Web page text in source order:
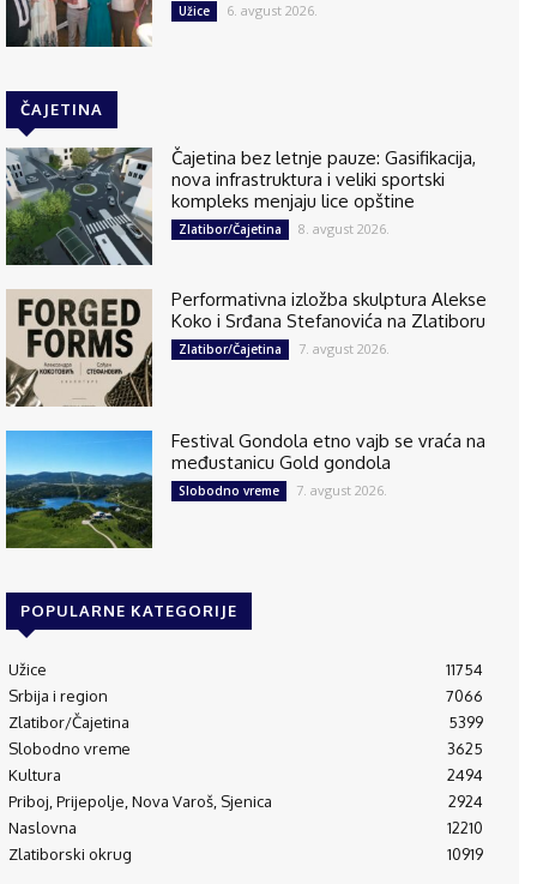
Užice 6. avgust 2026.
ČAJETINA
Čajetina bez letnje pauze: Gasifikacija,
nova infrastruktura i veliki sportski
kompleks menjaju lice opštine
Zlatibor/Čajetina 8. avgust 2026.
Performativna izložba skulptura Alekse
Koko i Srđana Stefanovića na Zlatiboru
Zlatibor/Čajetina 7. avgust 2026.
Festival Gondola etno vajb se vraća na
međustanicu Gold gondola
Slobodno vreme 7. avgust 2026.
POPULARNE KATEGORIJE
Užice
11754
Srbija i region
7066
Zlatibor/Čajetina
5399
Slobodno vreme
3625
Kultura
2494
Priboj, Prijepolje, Nova Varoš, Sjenica
2924
Naslovna
12210
Zlatiborski okrug
10919